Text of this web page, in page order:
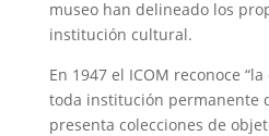
museo han delineado los
institución cultural.
En 1947 el ICOM reconoce
toda institución permanente
presenta colecciones de